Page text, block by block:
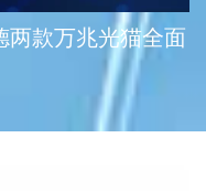
两款万兆光猫全面